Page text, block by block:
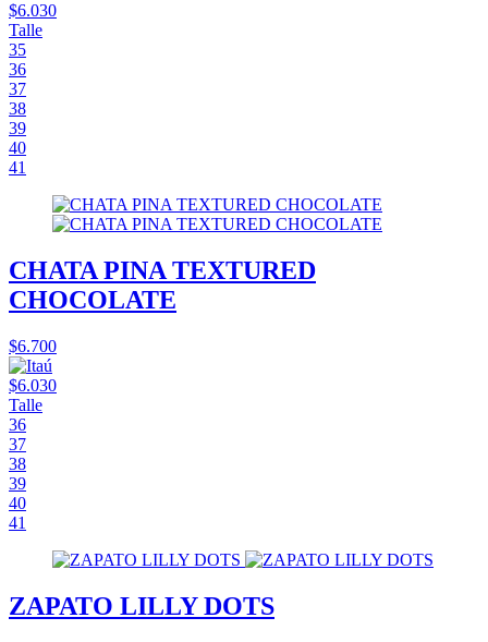
$6.030
Talle
35
36
37
38
39
40
41
CHATA PINA TEXTURED
CHOCOLATE
$6.700
$6.030
Talle
36
37
38
39
40
41
ZAPATO LILLY DOTS